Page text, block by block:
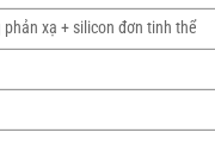
phản xạ + silicon đơn tinh thể